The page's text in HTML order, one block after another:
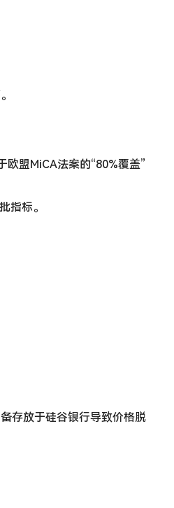
欧盟MiCA法案的“80%覆盖”
指标。
存放于硅谷银行导致价格脱